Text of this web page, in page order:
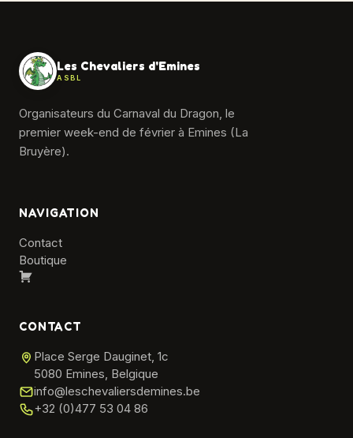
Les Chevaliers d'Emines
ASBL
Organisateurs du Carnaval du Dragon, le
premier week-end de février à Emines (La
Bruyère).
NAVIGATION
Contact
Boutique
CONTACT
Place Serge Dauginet, 1c
5080 Emines, Belgique
info@leschevaliersdemines.be
+32 (0)477 53 04 86